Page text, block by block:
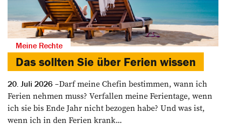
Meine Rechte
Das sollten Sie über Ferien wissen
20. Juli 2026
Darf meine Chefin bestimmen, wann ich
Ferien nehmen muss? Verfallen meine Ferientage, wenn
ich sie bis Ende Jahr nicht bezogen habe? Und was ist,
wenn ich in den Ferien krank...